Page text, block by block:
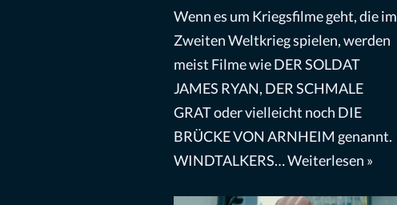
Wenn es um Kriegsfilme geht, die im
Zweiten Weltkrieg spielen, werden
meist Filme wie DER SOLDAT
JAMES RYAN, DER SCHMALE
GRAT oder vielleicht noch DIE
BRÜCKE VON ARNHEIM genannt.
WINDTALKERS…Weiterlesen »